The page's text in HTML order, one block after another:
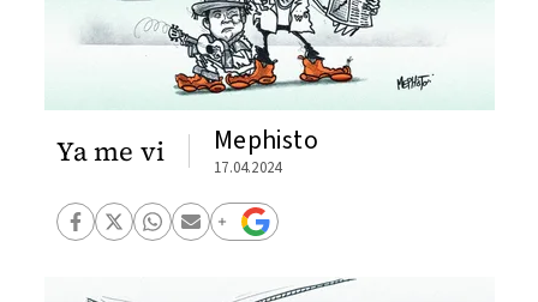
Ya me vi Mephisto
17.04.2024